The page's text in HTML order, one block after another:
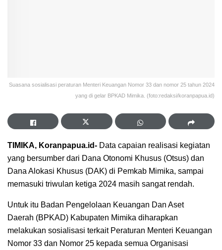
Suasana sosialisasi peraturan Menteri Keuangan Nomor 33 dan nomor 25 tahun 2024
yang di gelar BPKAD Mimika. (foto:redaksi/koranpapua.id)
TIMIKA, Koranpapua.id- Data capaian realisasi kegiatan
yang bersumber dari Dana Otonomi Khusus (Otsus) dan
Dana Alokasi Khusus (DAK) di Pemkab Mimika, sampai
memasuki triwulan ketiga 2024 masih sangat rendah.
Untuk itu Badan Pengelolaan Keuangan Dan Aset
Daerah (BPKAD) Kabupaten Mimika diharapkan
melakukan sosialisasi terkait Peraturan Menteri Keuangan
Nomor 33 dan Nomor 25 kepada semua Organisasi